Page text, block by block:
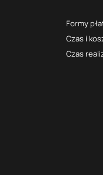
Formy
Czas i
Czas